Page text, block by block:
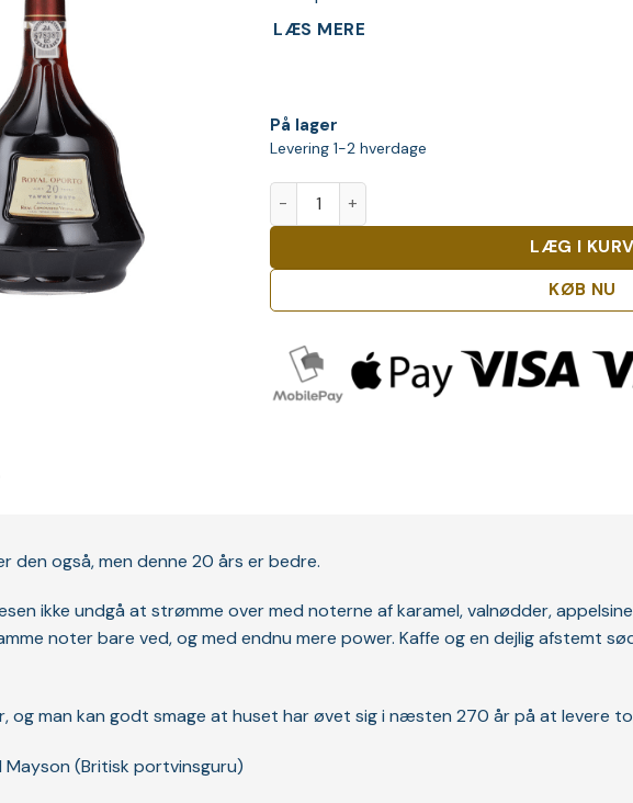
LÆS MERE
På lager
Levering 1-2 hverdage
Royal Oporto 20 Years Old Tawny Porto antal
LÆG I KURV
KØB NU
den også, men denne 20 års er bedre.
ikke undgå at strømme over med noterne af karamel, valnødder,
noter bare ved, og med endnu mere power. Kaffe og en dejlig afstemt
og man kan godt smage at huset har øvet sig i næsten 270 år på at levere
Mayson (Britisk portvinsguru)